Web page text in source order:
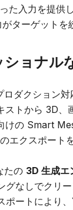
た入力を提供
ターゲットを
ョナル
ダクション
ストから 3D、
けの Smart
クスポート
たの 3D 生成エ
グなしでクリ
ポートにより